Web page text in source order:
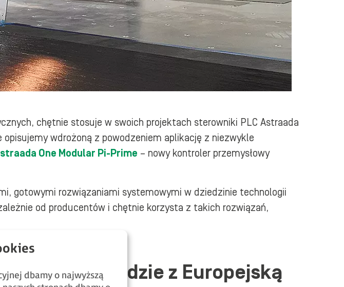
chętnie stosuje w swoich projektach sterowniki PLC Astraada
wdrożoną z powodzeniem aplikację z niezwykle
One Modular Pi-Prime – nowy kontroler przemysłowy
gotowymi rozwiązaniami systemowymi w dziedzinie technologii
od producentów i chętnie korzysta z takich rozwiązań,
w zgodzie z Europejską
dbamy o najwyższą